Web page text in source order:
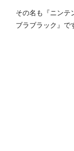
その名も『ニンテ
ブラブラック』で